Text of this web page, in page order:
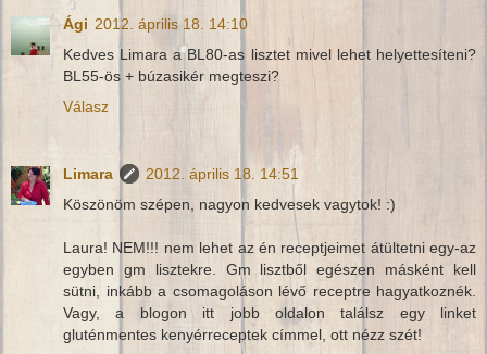
Ági 2012. április 18. 14:10
Kedves Limara a BL80-as lisztet mivel lehet helyettesíteni?
BL55-ös + búzasikér megteszi?
Válasz
Limara
2012. április 18. 14:51
Köszönöm szépen, nagyon kedvesek vagytok! :)
Laura! NEM!!! nem lehet az én receptjeimet átültetni egy-az
egyben gm lisztekre. Gm lisztből egészen másként kell
sütni, inkább a csomagoláson lévő receptre hagyatkoznék.
Vagy, a blogon itt jobb oldalon találsz egy linket
gluténmentes kenyérreceptek címmel, ott nézz szét!